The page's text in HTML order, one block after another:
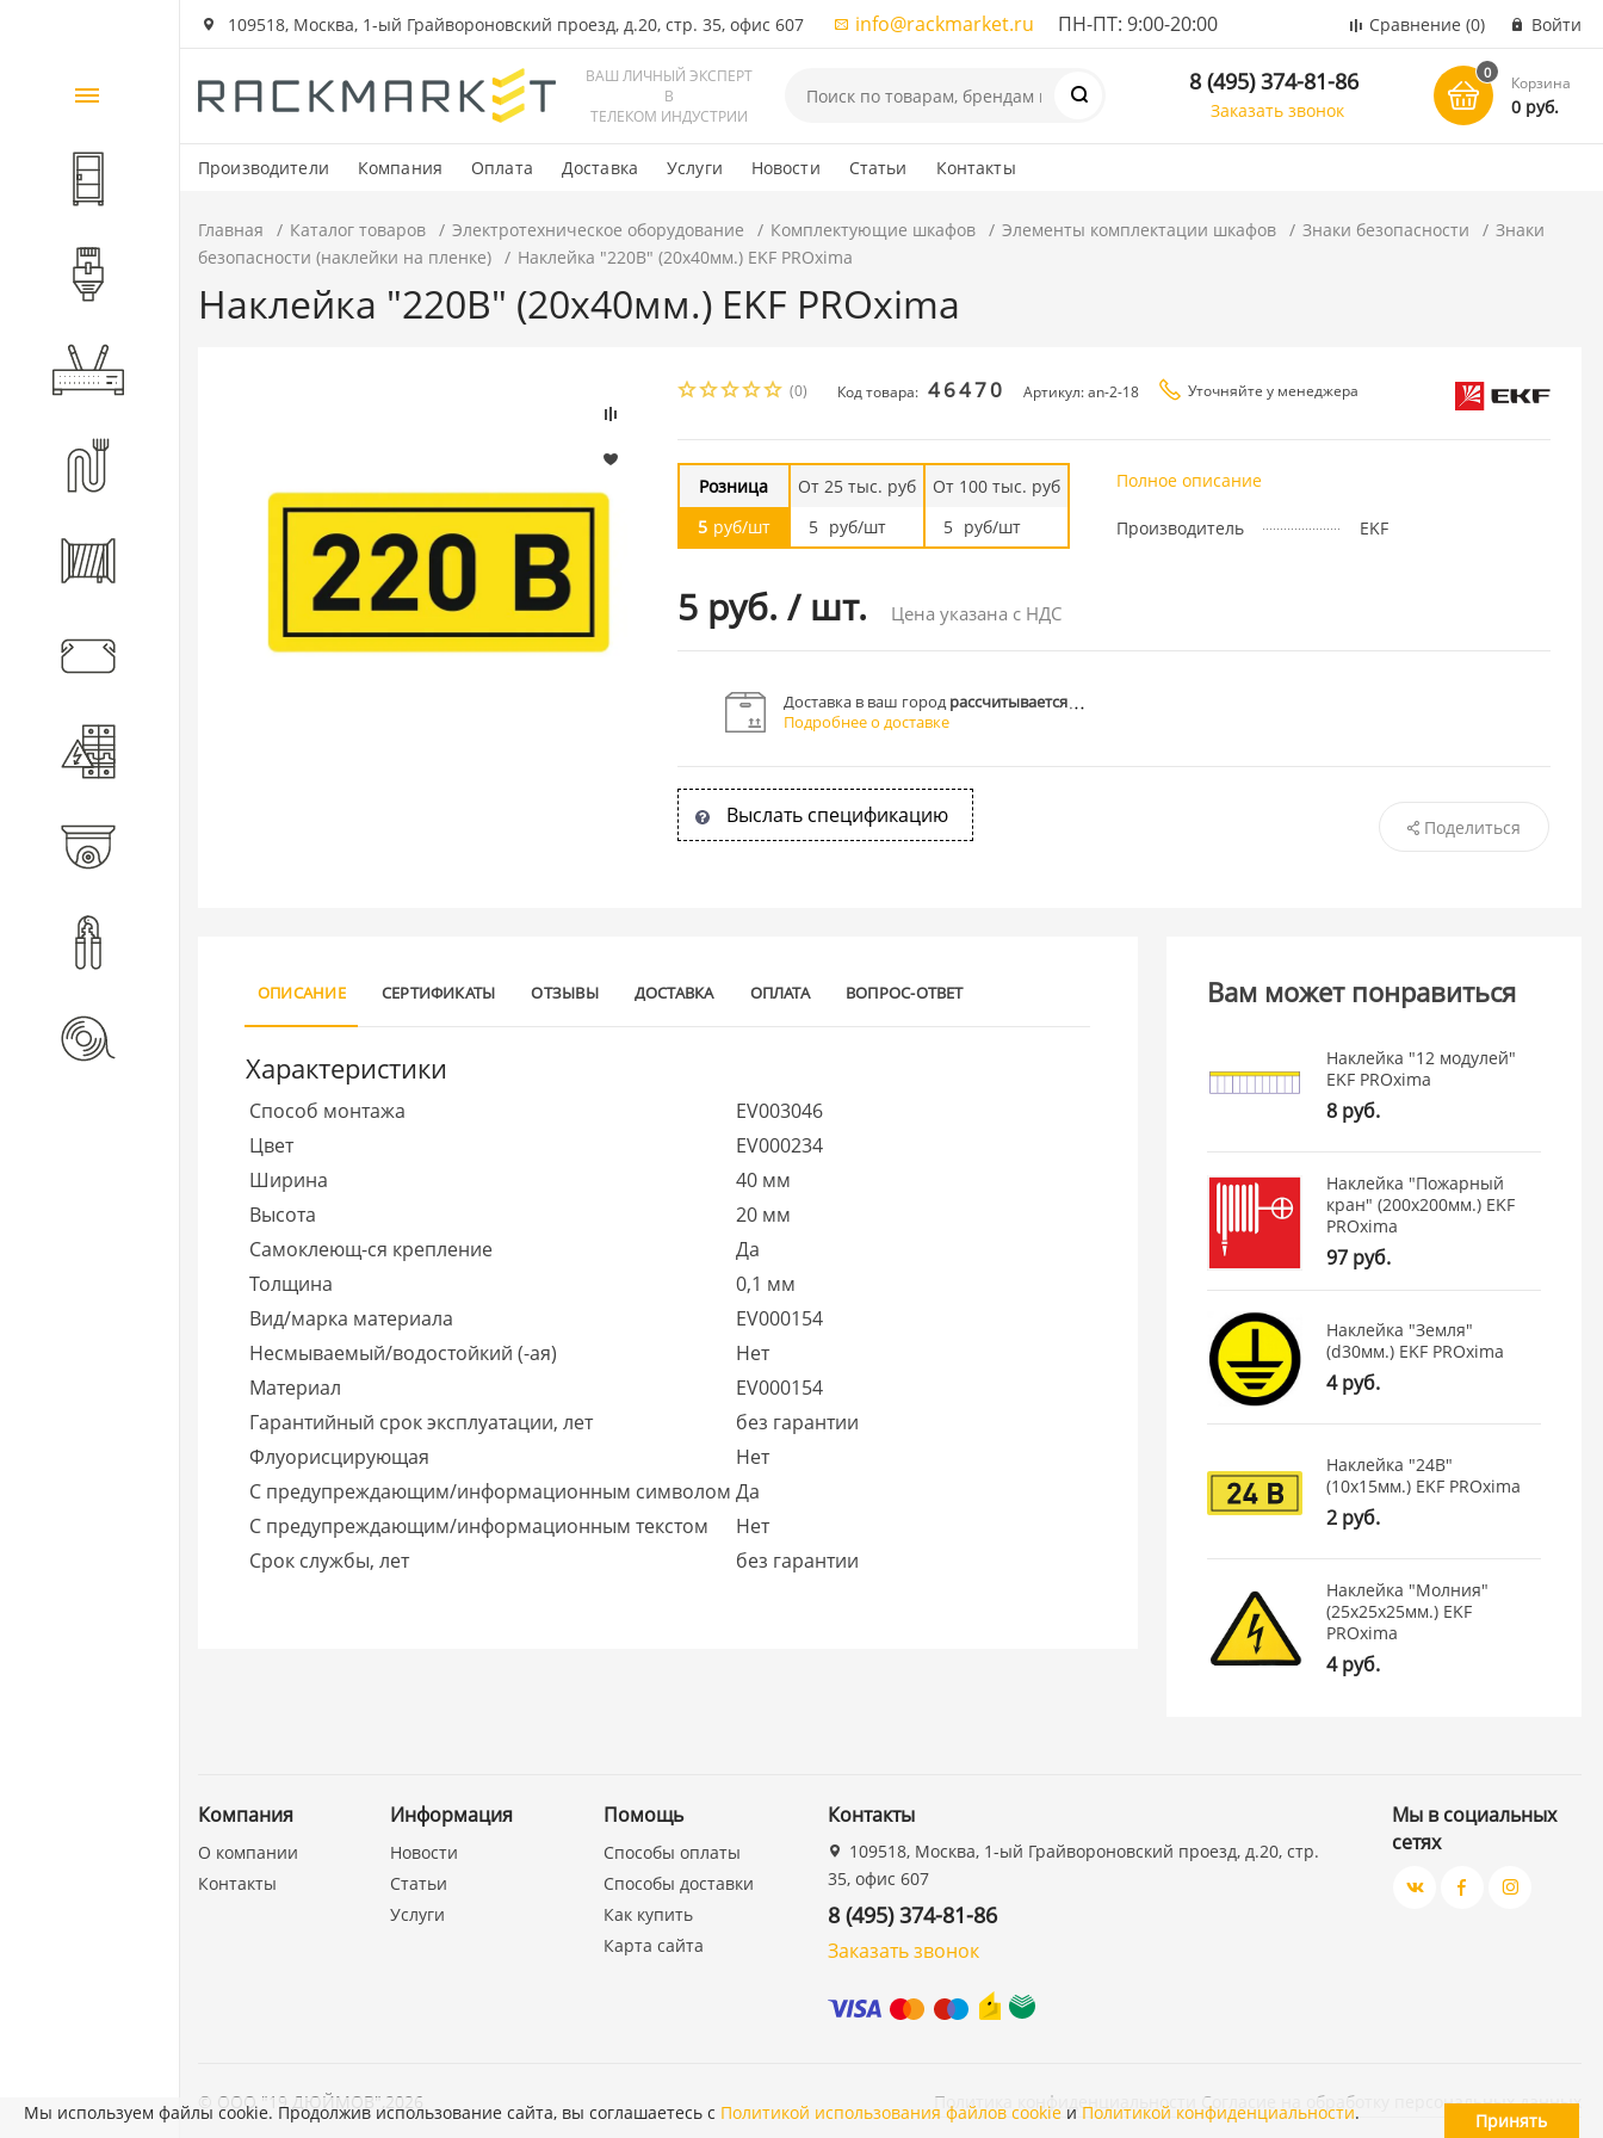
109518, Москва, 1-ый Грайвороновский проезд, д.20, стр. 35, офис 607 info@rackmarket.ru ПН-ПТ: 9:00-20:00 Сравнение (0) Войти
ВАШ ЛИЧНЫЙ ЭКСПЕРТ
В
ТЕЛЕКОМ ИНДУСТРИИ
8 (495) 374-81-86
Заказать звонок
0
Корзина
0 руб.
Производители Компания Оплата Доставка Услуги Новости Статьи Контакты
Каталог
товаров
Шкафы и стойки
Кабеленесущие системы
Главная Каталог товаров Электротехническое оборудование Комплектующие шкафов Элементы комплектации шкафов Знаки безопасности
Знаки
безопасности (наклейки на пленке)
Наклейка "220В" (20х40мм.) EKF PROxima
Наклейка "220В" (20х40мм.) EKF PROxima
(0) Код товара: 46470 Артикул: an-2-18 Уточняйте у менеджера
Розница
5 руб/шт
От 25 тыс. руб
5 руб/шт
От 100 тыс. руб
5 руб/шт
5 руб. / шт. Цена указана с НДС
Полное описание
Производитель EKF
Доставка в ваш городрассчитывается
Подробнее о доставке
Выслать спецификацию Поделиться
ОПИСАНИЕ СЕРТИФИКАТЫ ОТЗЫВЫ ДОСТАВКА ОПЛАТА ВОПРОС-ОТВЕТ
Характеристики
Способ монтажа
EV003046
Цвет
EV000234
Ширина
40 мм
Высота
20 мм
Самоклеющ-ся крепление
Да
Толщина
0,1 мм
Вид/марка материала
EV000154
Несмываемый/водостойкий (-ая)
Нет
Материал
EV000154
Гарантийный срок эксплуатации, лет
без гарантии
Флуорисцирующая
Нет
С предупреждающим/информационным символом Да
С предупреждающим/информационным текстом
Нет
Срок службы, лет
без гарантии
Вам может понравиться
Наклейка "12 модулей"
EKF PROxima
8 руб.
Наклейка "Пожарный
кран" (200х200мм.) EKF
PROxima
97 руб.
Наклейка "Земля"
(d30мм.) EKF PROxima
4 руб.
Наклейка "24В"
(10х15мм.) EKF PROxima
2 руб.
Наклейка "Молния"
(25х25х25мм.) EKF
PROxima
4 руб.
Компания
О компании
Контакты
Информация
Новости
Статьи
Услуги
Помощь
Способы оплаты
Способы доставки
Как купить
Карта сайта
Контакты
109518, Москва, 1-ый Грайвороновский проезд, д.20, стр.
35, офис 607
8 (495) 374-81-86
Заказать звонок
Мы в социальных
сетях
© ООО "19 ДЮЙМОВ" 2026 Политика конфиденциальности Согласие на обработку персональных данных
Мы используем файлы cookie. Продолжив использование сайта, вы соглашаетесь с Политикой использования файлов cookie и Политикой конфиденциальности. Принять